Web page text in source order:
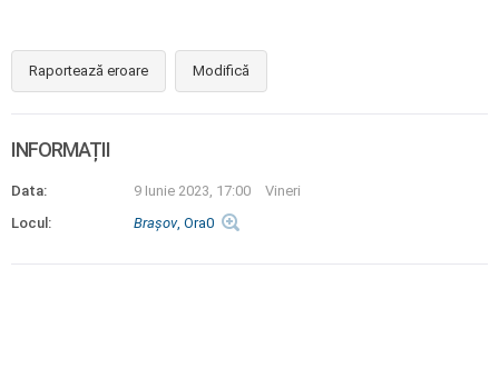
Raportează eroare Modifică
INFORMAȚII
Data: 9 Iunie 2023, 17:00
Vineri
Locul:
Braşov, Ora0